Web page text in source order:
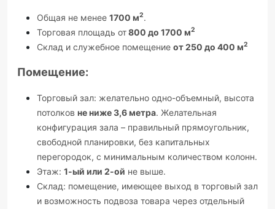
Общая не менее 1700 м2.
Торговая площадь от800 до 1700 м2
Склад и служебное помещение от 250 до 400 м2
Помещение:
Торговый зал: желательно одно-объемный, высота
потолков не ниже 3,6 метра. Желательная
конфигурация зала – правильный прямоугольник,
свободной планировки, без капитальных
перегородок, с минимальным количеством колонн.
Этаж: 1-ый или 2-ой не выше.
Склад: помещение, имеющее выход в торговый зал
и возможность подвоза товара через отдельный